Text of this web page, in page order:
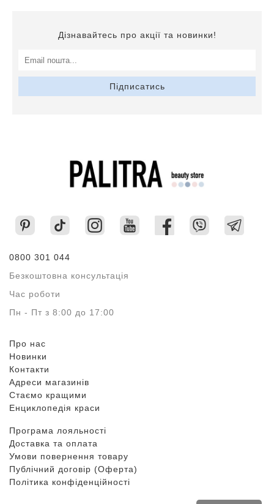
Дізнавайтесь про акції та новинки!
Підписатись
0800 301 044
Безкоштовна консультація
Час роботи
Пн - Пт з 8:00 до 17:00
Про нас
Новинки
Контакти
Адреси магазинів
Стаємо кращими
Енциклопедія краси
Програма лояльності
Доставка та оплата
Умови повернення товару
Публічний договір (Оферта)
Політика конфіденційності